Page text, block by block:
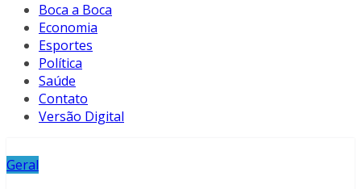
Boca a Boca
Economia
Esportes
Política
Saúde
Contato
Versão Digital
Geral